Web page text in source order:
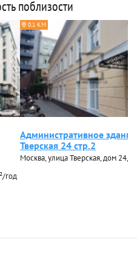
поблизости
год
0.1 КМ
Административное здание
Тверская 24 стр.2
Москва, улица Тверская, дом 24,